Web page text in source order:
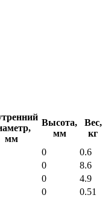
мм
Высота,
мм
Вес,
кг
0
0.6
0
8.6
0
4.9
0
0.51